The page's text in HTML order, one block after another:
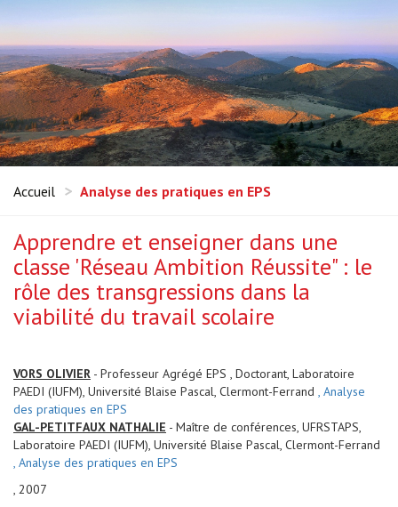
Accueil Analyse des pratiques en EPS
Apprendre et enseigner dans une
classe 'Réseau Ambition Réussite" : le
rôle des transgressions dans la
viabilité du travail scolaire
VORS OLIVIER - Professeur Agrégé EPS , Doctorant, Laboratoire
PAEDI (IUFM), Université Blaise Pascal, Clermont-Ferrand , Analyse
des pratiques en EPS
GAL-PETITFAUX NATHALIE - Maître de conférences, UFRSTAPS,
Laboratoire PAEDI (IUFM), Université Blaise Pascal, Clermont-Ferrand
, Analyse des pratiques en EPS
, 2007